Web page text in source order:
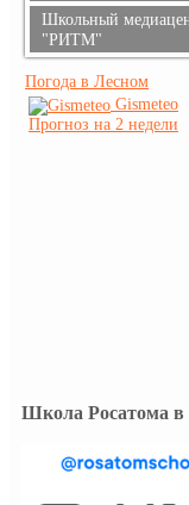
Школьный
"РИТМ"
Погода в Лесном
Gismeteo
Прогноз на 2 недели
Школа Росатома